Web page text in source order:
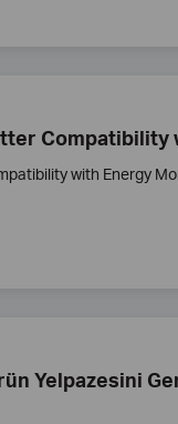
with Energy
Yelpazesini